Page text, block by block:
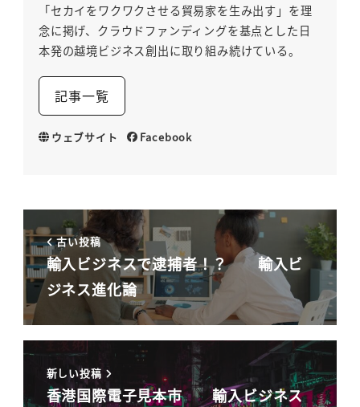
「セカイをワクワクさせる貿易家を生み出す」を理
念に掲げ、クラウドファンディングを基点とした日
本発の越境ビジネス創出に取り組み続けている。
記事一覧
ウェブサイト Facebook
古い投稿
輸入ビジネスで逮捕者！？ 輸入ビ
ジネス進化論
新しい投稿
香港国際電子見本市 輸入ビジネス